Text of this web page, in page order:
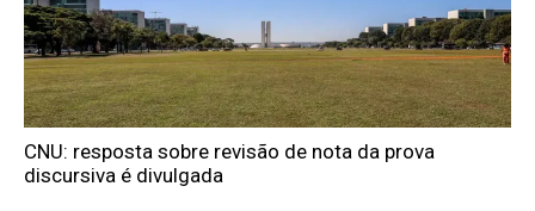
CNU: resposta sobre revisão de nota da prova
discursiva é divulgada